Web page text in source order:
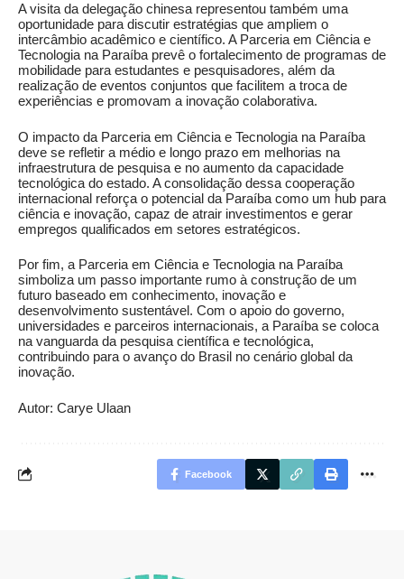
A visita da delegação chinesa representou também uma
oportunidade para discutir estratégias que ampliem o
intercâmbio acadêmico e científico. A Parceria em Ciência e
Tecnologia na Paraíba prevê o fortalecimento de programas de
mobilidade para estudantes e pesquisadores, além da
realização de eventos conjuntos que facilitem a troca de
experiências e promovam a inovação colaborativa.
O impacto da Parceria em Ciência e Tecnologia na Paraíba
deve se refletir a médio e longo prazo em melhorias na
infraestrutura de pesquisa e no aumento da capacidade
tecnológica do estado. A consolidação dessa cooperação
internacional reforça o potencial da Paraíba como um hub para
ciência e inovação, capaz de atrair investimentos e gerar
empregos qualificados em setores estratégicos.
Por fim, a Parceria em Ciência e Tecnologia na Paraíba
simboliza um passo importante rumo à construção de um
futuro baseado em conhecimento, inovação e
desenvolvimento sustentável. Com o apoio do governo,
universidades e parceiros internacionais, a Paraíba se coloca
na vanguarda da pesquisa científica e tecnológica,
contribuindo para o avanço do Brasil no cenário global da
inovação.
Autor: Carye Ulaan
Facebook